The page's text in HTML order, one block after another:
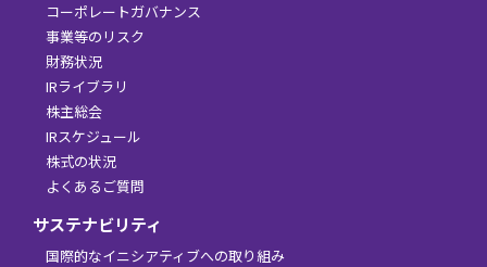
コーポレートガバナンス
事業等のリスク
財務状況
IRライブラリ
株主総会
IRスケジュール
株式の状況
よくあるご質問
サステナビリティ
国際的なイニシアティブへの取り組み